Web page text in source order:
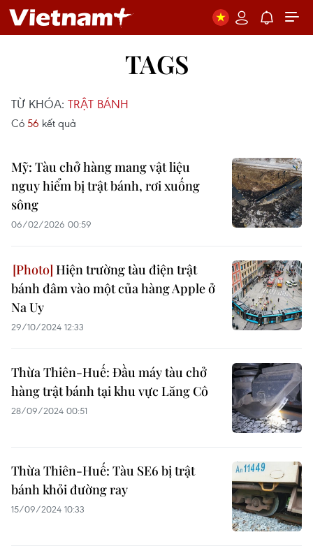
TAGS
TỪ KHÓA: TRẬT BÁNH
Có 56 kết quả
Mỹ: Tàu chở hàng mang vật liệu
nguy hiểm bị trật bánh, rơi xuống
sông
06/02/2026 00:59
Hiện trường tàu điện trật
bánh đâm vào một của hàng Apple ở
Na Uy
29/10/2024 12:33
Thừa Thiên-Huế: Đầu máy tàu chở
hàng trật bánh tại khu vực Lăng Cô
28/09/2024 00:51
Thừa Thiên-Huế: Tàu SE6 bị trật
bánh khỏi đường ray
15/09/2024 10:33